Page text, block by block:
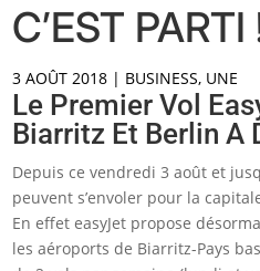
C’EST PARTI
3 AOÛT 2018 | BUSINESS, UNE
Le Premier Vol
Biarritz Et Berlin A
Depuis ce vendredi 3 août et
peuvent s’envoler pour la
En effet easyJet propose
les aéroports de Biarritz-Pays